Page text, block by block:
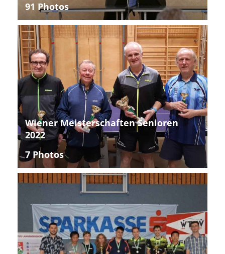
91 Photos
Wiener Meisterschaften Senioren
2022
7 Photos